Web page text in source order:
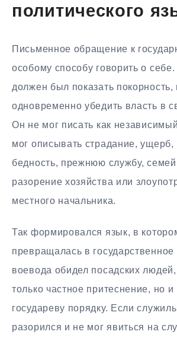
политического
Письменное обращение к
особому способу говорить о
должен был показать покорность,
одновременно убедить власть в
Он не мог писать как
мог описывать страдание, ущерб,
бедность, прежнюю службу,
разорение хозяйства или
местного начальника.
Так формировался язык, в
превращалась в
воевода обидел посадских
только частное притеснение, но и
государеву порядку. Если
разорился и не мог явиться на